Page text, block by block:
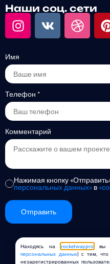
Наши соц. сети
Имя
Телефон *
Комментарий
Нажимая кнопку
персональных данных»в
Отправить
Copyright ©
Находясь наrocketway.pro вы
персональных данных) с тем, что
незарегистрированных